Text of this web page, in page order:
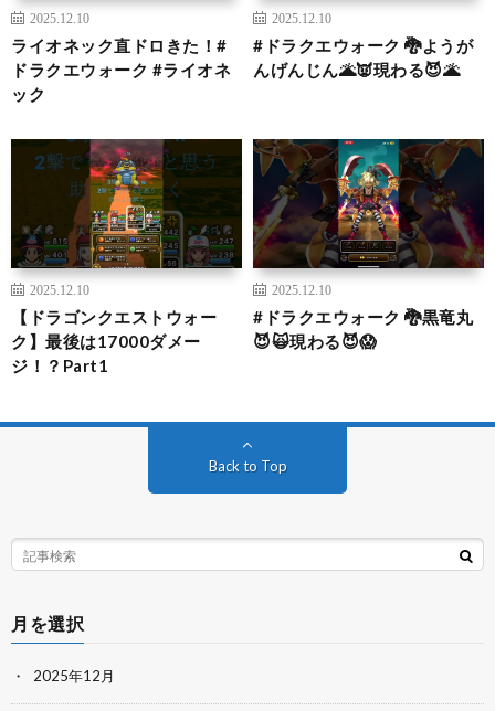
2025.12.10
ライオネック直ドロきた！#
ドラクエウォーク #ライオネ
ック
2025.12.10
#ドラクエウォーク 🐉ようが
んげんじん🌋👿現わる😈🌋
2025.12.10
【ドラゴンクエストウォー
ク】最後は17000ダメー
ジ！？Part1
2025.12.10
#ドラクエウォーク 🐉黒竜丸
😈🙀現わる😈😱
Back to Top
月を選択
2025年12月